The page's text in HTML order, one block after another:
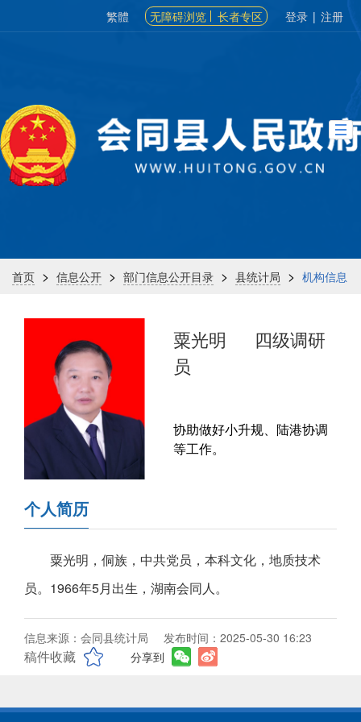
繁體 无障碍浏览 长者专区 登录 | 注册
首页 > 信息公开 > 部门信息公开目录 > 县统计局 > 机构信息
粟光明
四级调研
员
协助做好小升规、陆港协调
等工作。
个人简历
粟光明，侗族，中共党员，本科文化，地质技术
员。1966年5月出生，湖南会同人。
信息来源：会同县统计局 发布时间：2025-05-30 16:23
稿件收藏 分享到